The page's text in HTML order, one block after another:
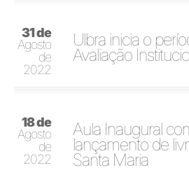
31 de
Agosto
de
2022
Ulbra inicia o
Avaliação
18 de
Agosto
de
2022
Aula Inaugural
lançamento de
Santa Maria